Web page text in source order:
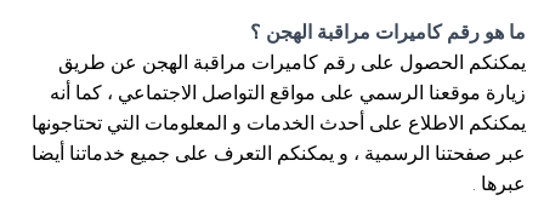
ما هو رقم كاميرات مراقبة الهجن ؟
يمكنكم الحصول على رقم كاميرات مراقبة الهجن عن طريق
زيارة موقعنا الرسمي على مواقع التواصل الاجتماعي ، كما أنه
يمكنكم الاطلاع على أحدث الخدمات و المعلومات التي تحتاجونها
عبر صفحتنا الرسمية ، و يمكنكم التعرف على جميع خدماتنا أيضا
عبرها .